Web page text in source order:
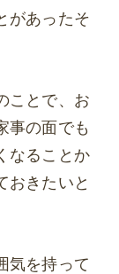
があったそ
ことで、お
事の面でも
なることか
おきたいと
気を持って